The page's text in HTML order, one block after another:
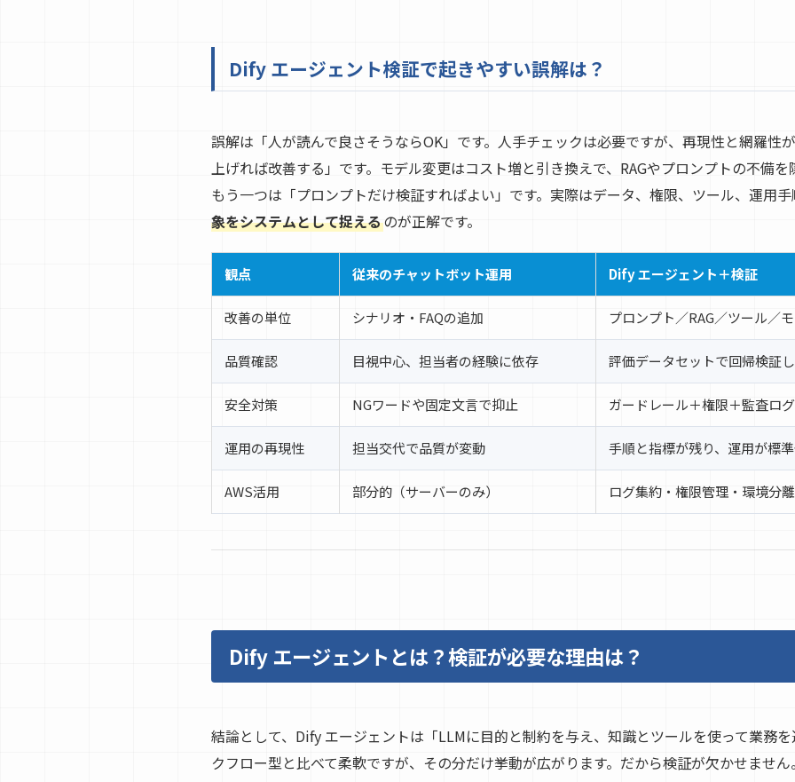
Dify エージェント検証で起きやすい誤解は？
誤解は「人が読んで良さそうならOK」です。人手チェックは必要ですが、再現性と網羅性
上げれば改善する」です。モデル変更はコスト増と引き換えで、RAGやプロンプトの不備
もう一つは「プロンプトだけ検証すればよい」です。実際はデータ、権限、ツール、運用
象をシステムとして捉えるのが正解です。
観点 従来のチャットボット運用 Dify エージェント＋検証
改善の単位 シナリオ・FAQの追加 プロンプト／RAG／ツール／
品質確認 目視中心、担当者の経験に依存 評価データセットで回帰検証
安全対策 NGワードや固定文言で抑止 ガードレール＋権限＋監査ロ
運用の再現性 担当交代で品質が変動 手順と指標が残り、運用が標
AWS活用 部分的（サーバーのみ） ログ集約・権限管理・環境分
Dify エージェントとは？検証が必要な理由は？
結論として、Dify エージェントは「LLMに目的と制約を与え、知識とツールを使って業務
クフロー型と比べて柔軟ですが、その分だけ挙動が広がります。だから検証が欠かせませ